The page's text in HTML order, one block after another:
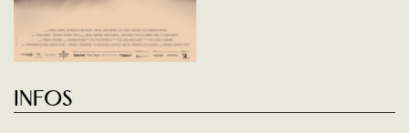
Infos